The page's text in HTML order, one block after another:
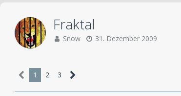
Fraktal
Snow 31. Dezember 2009
1 2 3